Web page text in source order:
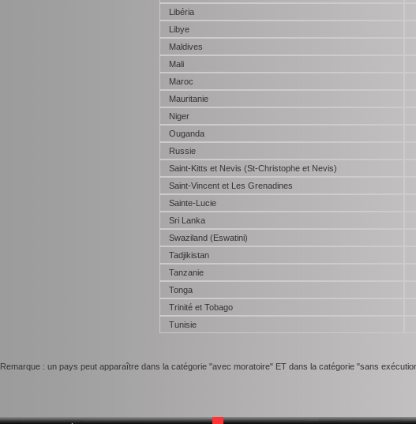
Libéria
Libye
Maldives
Mali
Maroc
Mauritanie
Niger
Ouganda
Russie
Saint-Kitts et Nevis (St-Christophe et Nevis)
Saint-Vincent et Les Grenadines
Sainte-Lucie
Sri Lanka
Swaziland (Eswatini)
Tadjikistan
Tanzanie
Tonga
Trinité et Tobago
Tunisie
Remarque : un pays peut apparaître dans la catégorie "avec moratoire" ET dans la catégorie "sans